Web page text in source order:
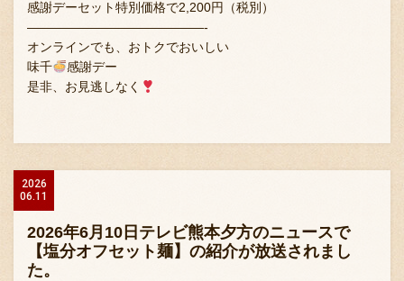
感謝デーセット特別価格で2,200円（税別）
——————————————-
オンラインでも、おトクでおいしい
味千
感謝デー
是非、お見逃しなく
2026
06.11
2026年6月10日テレビ熊本夕方のニュースで
【塩分オフセット麺】の紹介が放送されまし
た。